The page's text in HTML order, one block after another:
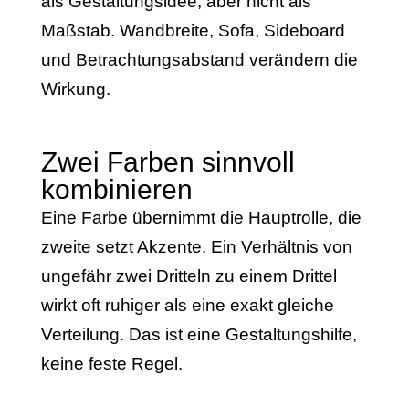
Maßstab. Wandbreite, Sofa, Sideboard
und Betrachtungsabstand verändern die
Wirkung.
Zwei Farben sinnvoll
kombinieren
Eine Farbe übernimmt die Hauptrolle, die
zweite setzt Akzente. Ein Verhältnis von
ungefähr zwei Dritteln zu einem Drittel
wirkt oft ruhiger als eine exakt gleiche
Verteilung. Das ist eine Gestaltungshilfe,
keine feste Regel.